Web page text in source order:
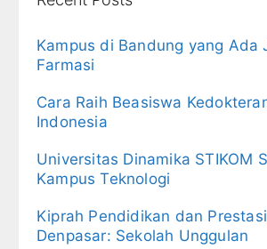
Kampus di Bandung yang Ada
Farmasi
Cara Raih Beasiswa
Indonesia
Universitas Dinamika STIKOM
Kampus Teknologi
Kiprah Pendidikan dan
Denpasar: Sekolah Unggulan